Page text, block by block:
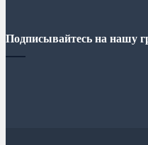
Подписывайтесь на нашу